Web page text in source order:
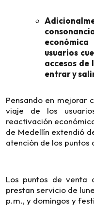
usuarios
accesos
entrar y
Pensando en mejorar
viaje de los
reactivación
de Medellín extendió
atención de los puntos
Los puntos de
prestan servicio de
p.m., y domingos y